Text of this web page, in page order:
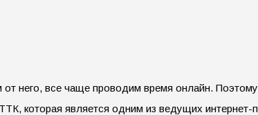
него, все чаще проводим время онлайн.
которая является одним из ведущих